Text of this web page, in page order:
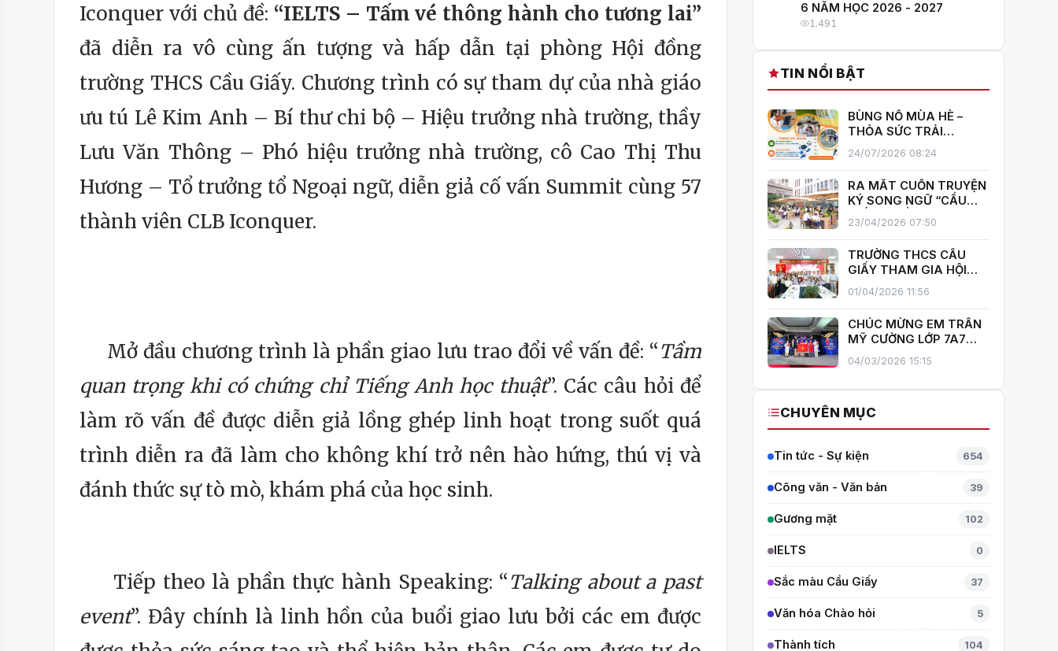
Iconquer với chủ đề: “IELTS – Tấm vé thông hành cho tương lai”
đã diễn ra vô cùng ấn tượng và hấp dẫn tại phòng Hội đồng
trường THCS Cầu Giấy. Chương trình có sự tham dự của nhà giáo
ưu tú Lê Kim Anh – Bí thư chi bộ – Hiệu trưởng nhà trường, thầy
Lưu Văn Thông – Phó hiệu trưởng nhà trường, cô Cao Thị Thu
Hương – Tổ trưởng tổ Ngoại ngữ, diễn giả cố vấn Summit cùng 57
thành viên CLB Iconquer.
Mở đầu chương trình là phần giao lưu trao đổi về vấn đề: “Tầm
quan trọng khi có chứng chỉ Tiếng Anh học thuật”. Các câu hỏi để
làm rõ vấn đề được diễn giả lồng ghép linh hoạt trong suốt quá
trình diễn ra đã làm cho không khí trở nên hào hứng, thú vị và
đánh thức sự tò mò, khám phá của học sinh.
Tiếp theo là phần thực hành Speaking: “Talking about a past
event”. Đây chính là linh hồn của buổi giao lưu bởi các em được
6 NĂM HỌC 2026 - 2027
1.491
TIN NỔI BẬT
BÙNG NỔ MÙA HÈ –
THỎA SỨC TRẢI
NGHIỆM CÙNG CÂU
LẠC BỘ HÈ 2026
TRƯỜNG THCS CẦU
GIẤY!
24/07/2026 08:24
RA MẮT CUỐN TRUYỆN
KÝ SONG NGỮ “CẦU
GIẤY – MIỀN XANH NỞ
HOA”, KHÁNH THÀNH
THƯ VIỆN MỞ, LAN TOẢ
VĂN HOÁ ĐỌC
23/04/2026 07:50
TRƯỜNG THCS CẦU
GIẤY THAM GIA HỘI
THI GIÁO VIÊN DẠY GIỎI
CẤP TRUNG HỌC CƠ SỞ
PHƯỜNG YÊN HOÀ
01/04/2026 11:56
CHÚC MỪNG EM TRẦN
MỸ CƯỜNG LỚP 7A7
TỎA SÁNG TẠI THÁI
LAN – MANG VỀ HUY
04/03/2026 15:15
CHUYÊN MỤC
Tin tức - Sự kiện 654
Công văn - Văn bản 39
Gương mặt 102
IELTS 0
Sắc màu Cầu Giấy 37
Văn hóa Chào hỏi 5
Thành tích 104